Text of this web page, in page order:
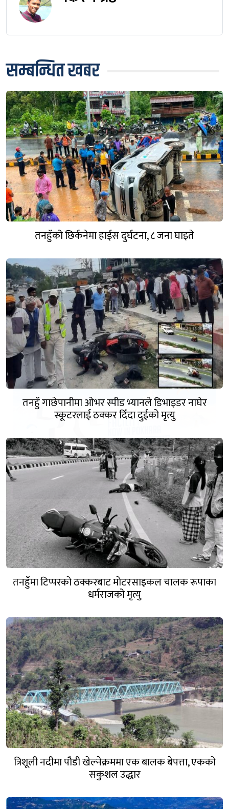
सम्बन्धित खबर
तनहुँको छिर्कनेमा हाईस दुर्घटना, ८ जना घाइते
तनहुँ गाछेपानीमा ओभर स्पीड भ्यानले डिभाइडर नाघेर
स्कूटरलाई ठक्कर दिँदा दुईको मृत्यु
तनहुँमा टिप्परको ठक्करबाट मोटरसाइकल चालक रूपाका
धर्मराजको मृत्यु
त्रिशूली नदीमा पौडी खेल्नेक्रममा एक बालक बेपत्ता, एकको
सकुशल उद्धार